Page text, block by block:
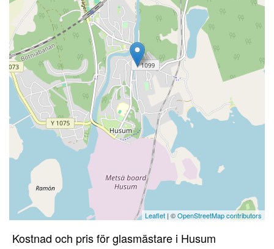
Leaflet | ©OpenStreetMap contributors
Kostnad och pris för glasmästare i Husum